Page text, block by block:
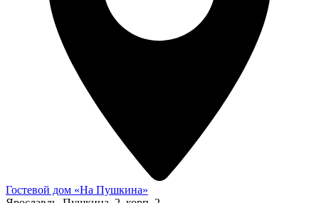
Гостевой дом «На Пушкина»